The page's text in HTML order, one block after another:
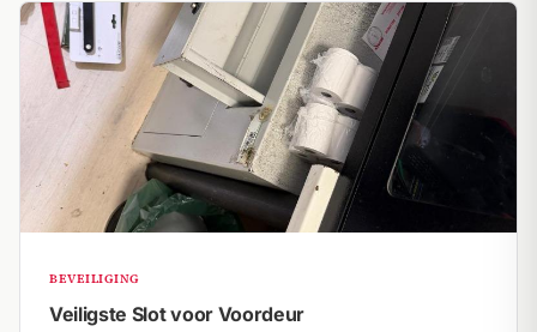
BEVEILIGING
Veiligste Slot voor Voordeur